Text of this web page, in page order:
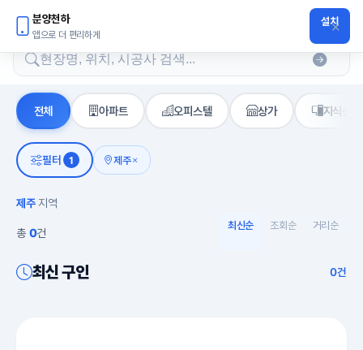
×
분양천하
앱으로 더 편리하게
설치
분양천하
검색어
제주 분양구인 - 분양천하
전체 아파트 오피스텔 상가 지식산
필터 1 제주
제주지역
총 0건 최신순 조회순 거리순
최신 구인 0건